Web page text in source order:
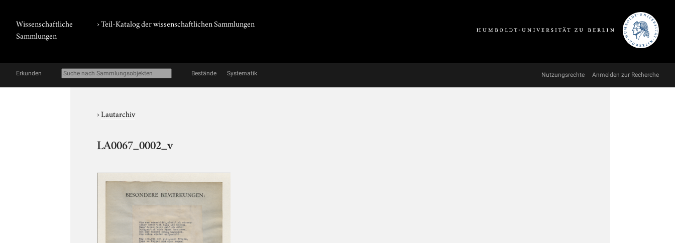
Wissenschaftliche
Sammlungen
› Teil-Katalog der wissenschaftlichen Sammlungen
Erkunden Bestände Systematik Nutzungsrechte Anmelden zur Recherche
›Lautarchiv
LA0067_0002_v